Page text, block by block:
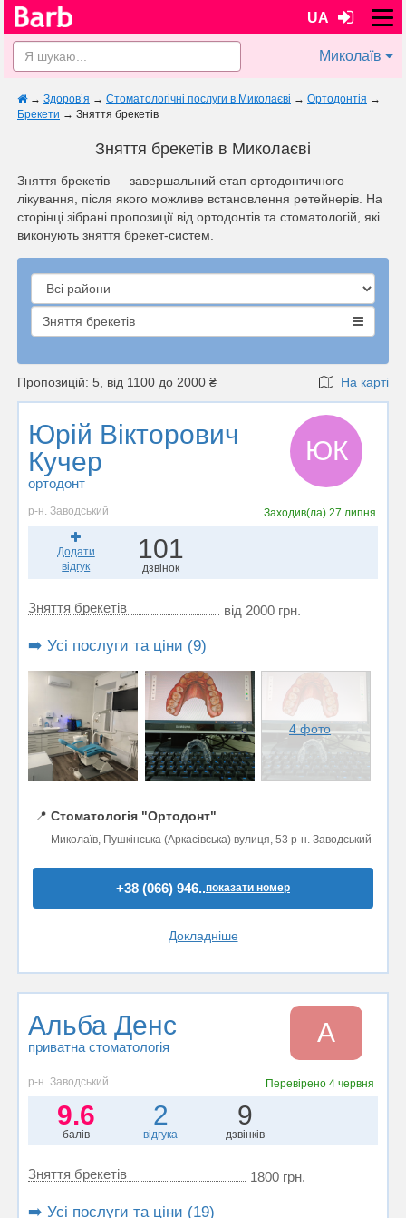
UA
Миколаїв
→ Здоров’я → Стоматологічні послуги в Миколаєві → Ортодонтія →
Брекети → Зняття брекетів
Зняття брекетів в Миколаєві
Зняття брекетів — завершальний етап ортодонтичного
лікування, після якого можливе встановлення ретейнерів. На
сторінці зібрані пропозиції від ортодонтів та стоматологій, які
виконують зняття брекет-систем.
Зняття брекетів
Пропозицій: 5, від 1100 до 2000 ₴ На карті
Юрій Вікторович
Кучер
ортодонт
ЮК
р-н. Заводський Заходив(ла) 27 липня
Додати
відгук
101
дзвінок
Зняття брекетів від 2000 грн.
➡️ Усі послуги та ціни (9)
4 фото
📍 Стоматологія "Ортодонт"
Миколаїв, Пушкінська (Аркасівська) вулиця, 53 р-н. Заводський
+38 (066) 946..показати номер
Докладніше
Альба Денс
приватна стоматологія А
р-н. Заводський Перевірено 4 червня
9.6
балів
2
відгука
9
дзвінків
Зняття брекетів 1800 грн.
➡️ Усі послуги та ціни (19)